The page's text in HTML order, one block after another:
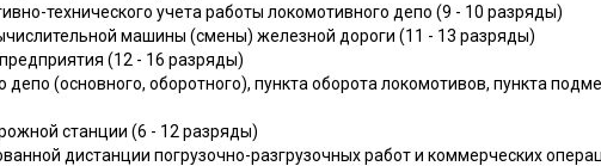
технического учета работы локомотивного депо (9 - 10 разряды)
машины (смены) железной дороги (11 - 13 разряды)
(12 - 16 разряды)
(основного, оборотного), пункта оборота локомотивов, пункта
станции (6 - 12 разряды)
дистанции погрузочно-разгрузочных работ и коммерческих